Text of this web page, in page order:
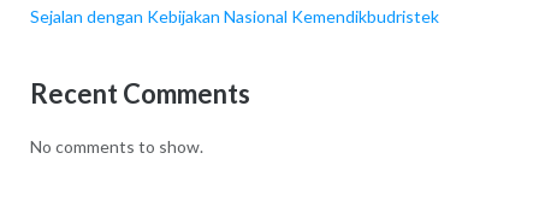
Sejalan dengan Kebijakan Nasional Kemendikbudristek
Recent Comments
No comments to show.